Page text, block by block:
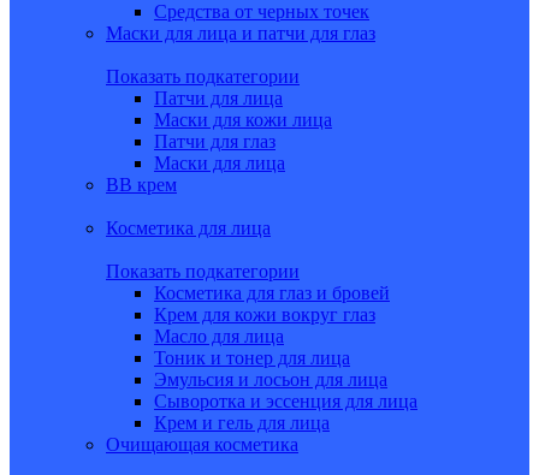
Средства от черных точек
Маски для лица и патчи для глаз
Показать подкатегории
Патчи для лица
Маски для кожи лица
Патчи для глаз
Маски для лица
BB крем
Косметика для лица
Показать подкатегории
Косметика для глаз и бровей
Крем для кожи вокруг глаз
Масло для лица
Тоник и тонер для лица
Эмульсия и лосьон для лица
Сыворотка и эссенция для лица
Крем и гель для лица
Очищающая косметика